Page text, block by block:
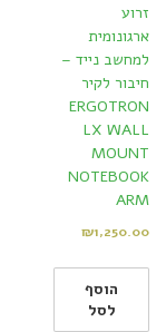
זרוע
ארגונומית
למחשב נייד –
חיבור לקיר
ERGOTRON
LX WALL
MOUNT
NOTEBOOK
ARM
₪1,250.00
הוסף
לסל